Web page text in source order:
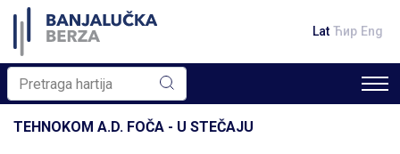
Lat Ћир Eng
TEHNOKOM A.D. FOČA - U STEČAJU